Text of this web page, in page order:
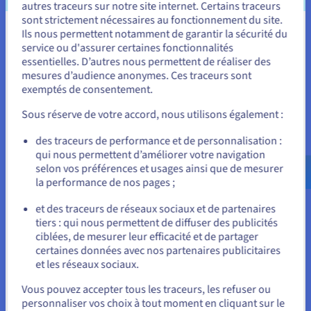
/mois
Frais d'installation: 286 500 FCFA
Configurer
CPU AMD EPYC GENOA 9124
16c /32t
CPU score 45900
Stockage SSD NVMe
Bande passante privée 50 Gbit/s
Comparer
SCALE-I2 2024
À partir de
302 500 FCFA
/mois
Configurer
Vous semblez être localisé en États-
Unis.
Pour commander, rendez-vous sur le site de votre pays (États-
Unis) et créez un compte.
us.ovhcloud.com/bare-metal Anglais
USD -
$
Rester sur le site actuel
autres traceurs sur notre site internet. Certains traceurs
sont strictement nécessaires au fonctionnement du site.
Ils nous permettent notamment de garantir la sécurité du
service ou d'assurer certaines fonctionnalités
essentielles. D’autres nous permettent de réaliser des
mesures d’audience anonymes. Ces traceurs sont
exemptés de consentement.
Sous réserve de votre accord, nous utilisons également :
des traceurs de performance et de personnalisation :
qui nous permettent d’améliorer votre navigation
selon vos préférences et usages ainsi que de mesurer
la performance de nos pages ;
et des traceurs de réseaux sociaux et de partenaires
tiers : qui nous permettent de diffuser des publicités
ciblées, de mesurer leur efficacité et de partager
certaines données avec nos partenaires publicitaires
et les réseaux sociaux.
Vous pouvez accepter tous les traceurs, les refuser ou
personnaliser vos choix à tout moment en cliquant sur le